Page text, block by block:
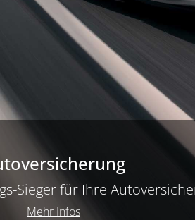
Sieger für Ihre
Mehr Infos